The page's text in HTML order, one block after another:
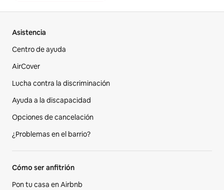
Asistencia
Centro de ayuda
AirCover
Lucha contra la discriminación
Ayuda a la discapacidad
Opciones de cancelación
¿Problemas en el barrio?
Cómo ser anfitrión
Pon tu casa en Airbnb